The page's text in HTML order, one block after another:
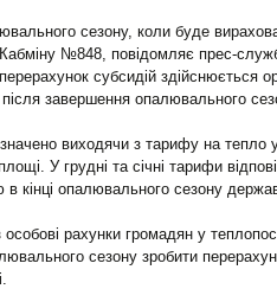
сезону, коли буде
№848, повідомляє прес-
субсидій здійснюється
завершення опалювального
виходячи з тарифу на тепло
У грудні та січні тарифи
кінці опалювального сезону
рахунки громадян у
сезону зробити